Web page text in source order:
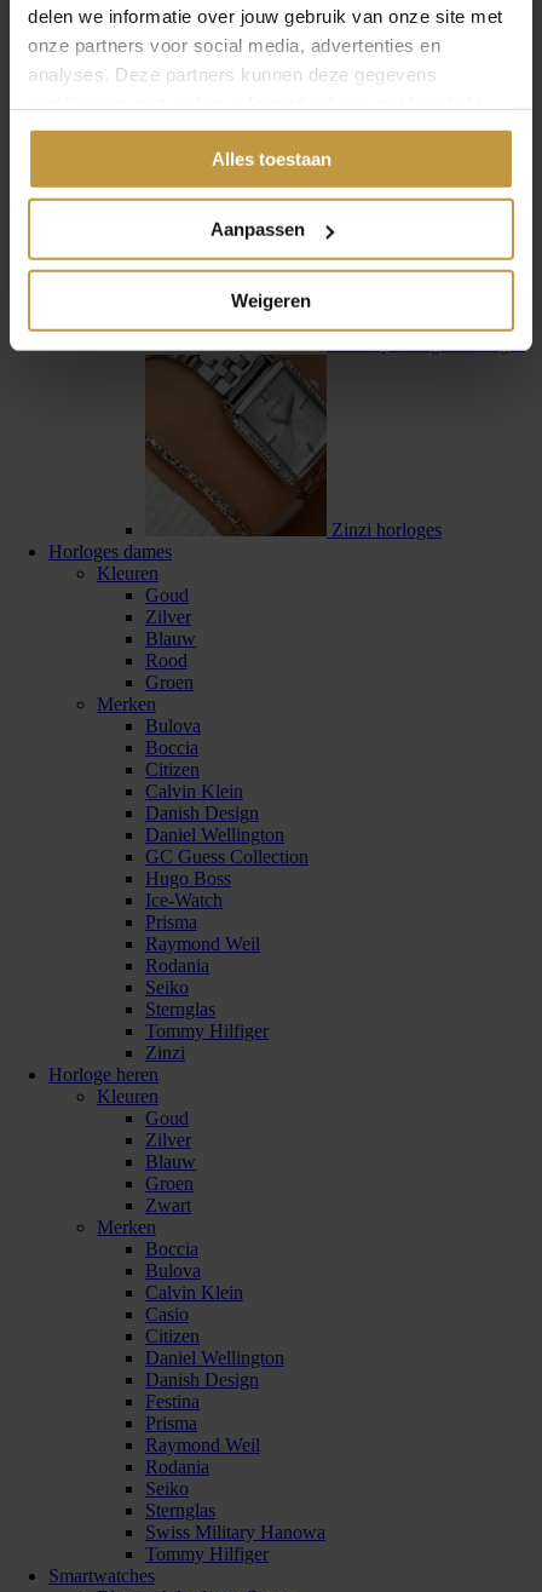
delen we informatie over jouw gebruik van onze site met
onze partners voor social media, advertenties en
analyses. Deze partners kunnen deze gegevens
gedeeld of die ze hebben verzameld via jouw gebruik van
Alles toestaan
Aanpassen
Weigeren
Swiss Military Hanowa
Zinzi horloges
Horloges dames
Kleuren
Goud
Zilver
Blauw
Rood
Groen
Merken
Bulova
Boccia
Citizen
Calvin Klein
Danish Design
Daniel Wellington
GC Guess Collection
Hugo Boss
Ice-Watch
Prisma
Raymond Weil
Rodania
Seiko
Sternglas
Tommy Hilfiger
Zinzi
Horloge heren
Kleuren
Goud
Zilver
Blauw
Groen
Zwart
Merken
Boccia
Bulova
Calvin Klein
Casio
Citizen
Daniel Wellington
Danish Design
Festina
Prisma
Raymond Weil
Rodania
Seiko
Sternglas
Swiss Military Hanowa
Tommy Hilfiger
Smartwatches